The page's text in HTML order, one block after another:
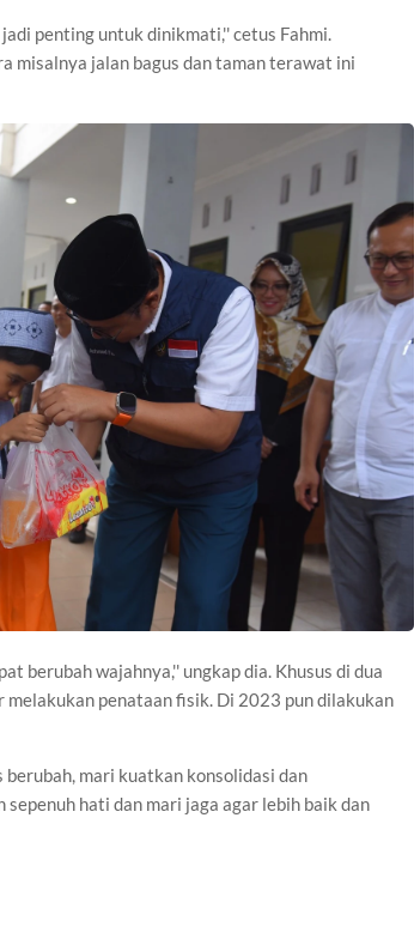
penting untuk dinikmati,'' cetus Fahmi.
misalnya jalan bagus dan taman terawat ini
berubah wajahnya,'' ungkap dia. Khusus di dua
penataan fisik. Di 2023 pun dilakukan
berubah, mari kuatkan konsolidasi dan
hati dan mari jaga agar lebih baik dan